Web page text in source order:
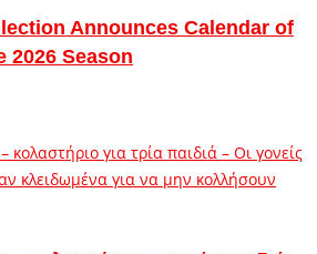
Announces Calendar of
2026 Season